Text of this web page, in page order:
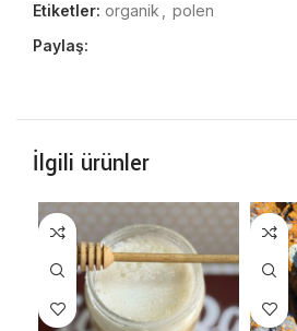
Etiketler: organik
polen
Paylaş:
İlgili ürünler